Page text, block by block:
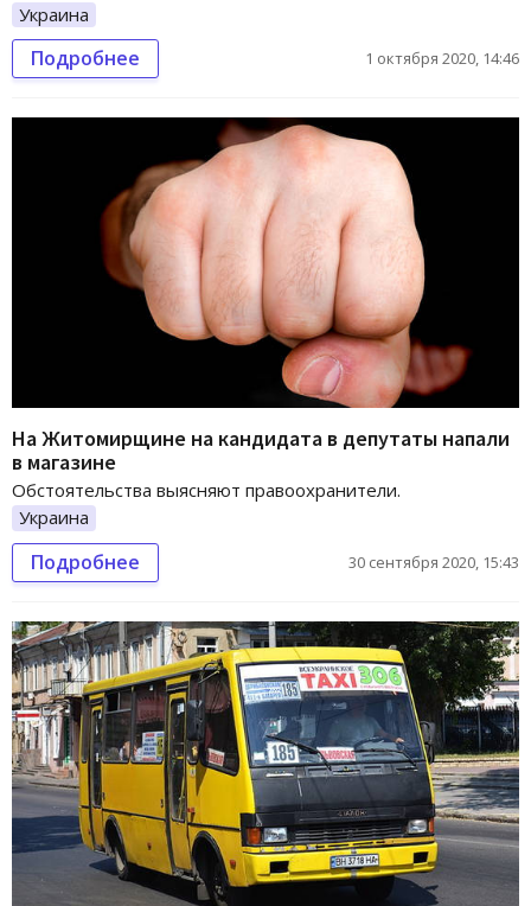
Украина
Подробнее 1 октября 2020, 14:46
На Житомирщине на кандидата в депутаты напали
в магазине
Обстоятельства выясняют правоохранители.
Украина
Подробнее 30 сентября 2020, 15:43